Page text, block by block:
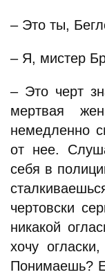
– Это ты,
– Я, мистер
– Это черт
мертвая
немедленно
от нее.
себя в
чертовски
никакой
хочу
Понимаешь?